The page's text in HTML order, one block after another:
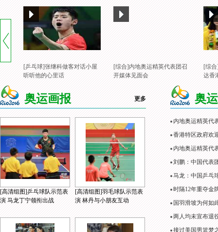
[乒乓球]张继科做客对话小屋
听听他的心里话
[综合]内地奥运精英代表团召
开媒体见面会
[综
达香
奥运画报 更多
[高清组图]乒乓球队示范表
演 马龙丁宁领衔出战
[高清组图]羽毛球队示范表
演 林丹与小朋友互动
奥
内地奥运精英代
香港特区政府欢
内地奥运精英代
刘鹏：中国代表
马龙：中国乒乓
时隔12年重夺金
国羽滑坡为何如
两人均未宣布退
接过美国男篮梦